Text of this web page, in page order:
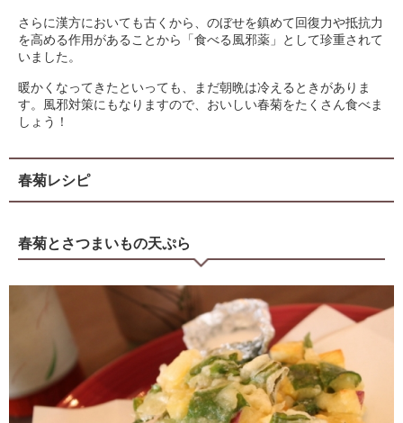
さらに漢方においても古くから、のぼせを鎮めて回復力や抵抗力
を高める作用があることから「食べる風邪薬」として珍重されて
いました。
暖かくなってきたといっても、まだ朝晩は冷えるときがありま
す。風邪対策にもなりますので、おいしい春菊をたくさん食べま
しょう！
春菊レシピ
春菊とさつまいもの天ぷら